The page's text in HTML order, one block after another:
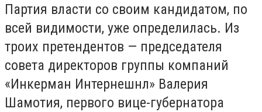
Партия власти со своим кандидатом, по
всей видимости, уже определилась. Из
троих претендентов — председателя
совета директоров группы компаний
«Инкерман Интернешнл» Валерия
Шамотия, первого вице-губернатора